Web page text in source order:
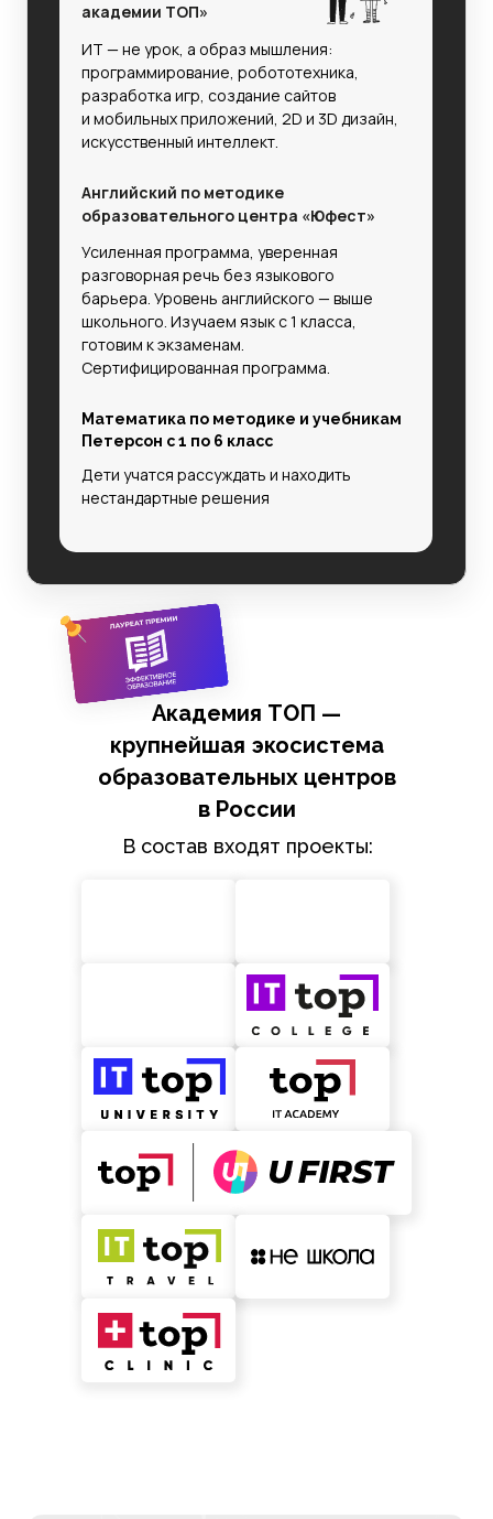
Английский по методике
образовательного центра «Юфест»
Усиленная программа, уверенная
разговорная речь без языкового
барьера. Уровень английского — выше
школьного. Изучаем язык с 1 класса,
готовим к экзаменам.
Сертифицированная программа.
академии ТОП»
ИТ — не урок, а образ мышления:
программирование, робототехника,
разработка игр, создание сайтов
и мобильных приложений, 2D и 3D дизайн,
искусственный интеллект.
Математика по методике и учебникам
Петерсон с 1 по 6 класс
Дети учатся рассуждать и находить
нестандартные решения
Академия ТОП —
крупнейшая экосистема
образовательных центров
в России
В состав входят проекты: